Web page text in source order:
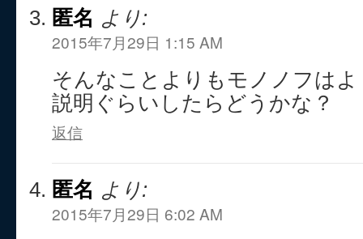
匿名 より:
2015年7月29日 1:15 AM
そんなことよりもモノノフはよ
説明ぐらいしたらどうかな？
返信
匿名 より:
2015年7月29日 6:02 AM